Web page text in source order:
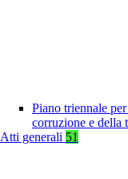
Piano triennale
corruzione e della
Atti generali 51